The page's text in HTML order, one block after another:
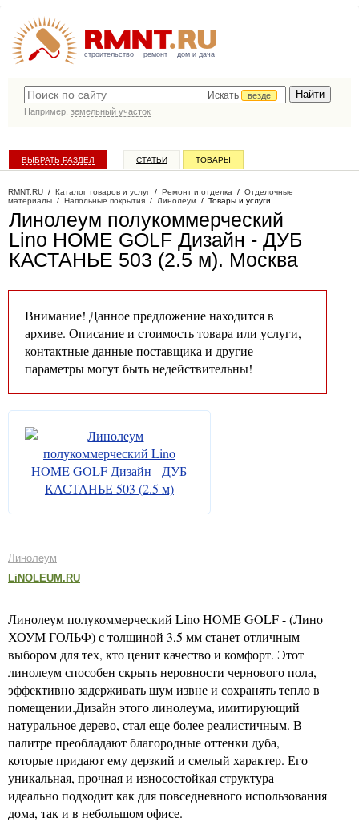
строительство ремонт дом и дача
Искать
везде
Например, земельный участок
ВЫБРАТЬ РАЗДЕЛ СТАТЬИ ТОВАРЫ
RMNT.RU / Каталог товаров и услуг / Ремонт и отделка / Отделочные
материалы / Напольные покрытия / Линолеум / Товары и услуги
Линолеум полукоммерческий
Lino HOME GOLF Дизайн - ДУБ
КАСТАНЬЕ 503 (2.5 м). Москва
Внимание! Данное предложение находится в
архиве. Описание и стоимость товара или услуги,
контактные данные поставщика и другие
параметры могут быть недействительны!
Линолеум
LiNOLEUM.RU
Линолеум полукоммерческий Lino HOME GOLF - (Лино
ХОУМ ГОЛЬФ) с толщиной 3,5 мм станет отличным
выбором для тех, кто ценит качество и комфорт. Этот
линолеум способен скрыть неровности чернового пола,
эффективно задерживать шум извне и сохранять тепло в
помещении.Дизайн этого линолеума, имитирующий
натуральное дерево, стал еще более реалистичным. В
палитре преобладают благородные оттенки дуба,
которые придают ему дерзкий и смелый характер. Его
уникальная, прочная и износостойкая структура
идеально подходит как для повседневного использования
дома, так и в небольшом офисе.